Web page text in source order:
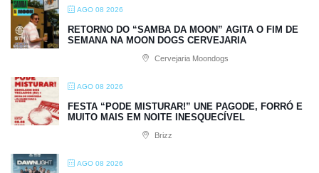
AGO 08 2026
RETORNO DO “SAMBA DA MOON” AGITA O FIM DE
SEMANA NA MOON DOGS CERVEJARIA
Cervejaria Moondogs
AGO 08 2026
FESTA “PODE MISTURAR!” UNE PAGODE, FORRÓ E
MUITO MAIS EM NOITE INESQUECÍVEL
Brizz
AGO 08 2026